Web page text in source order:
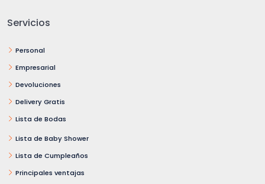
Servicios
Personal
Empresarial
Devoluciones
Delivery Gratis
Lista de Bodas
Lista de Baby Shower
Lista de Cumpleaños
Principales ventajas